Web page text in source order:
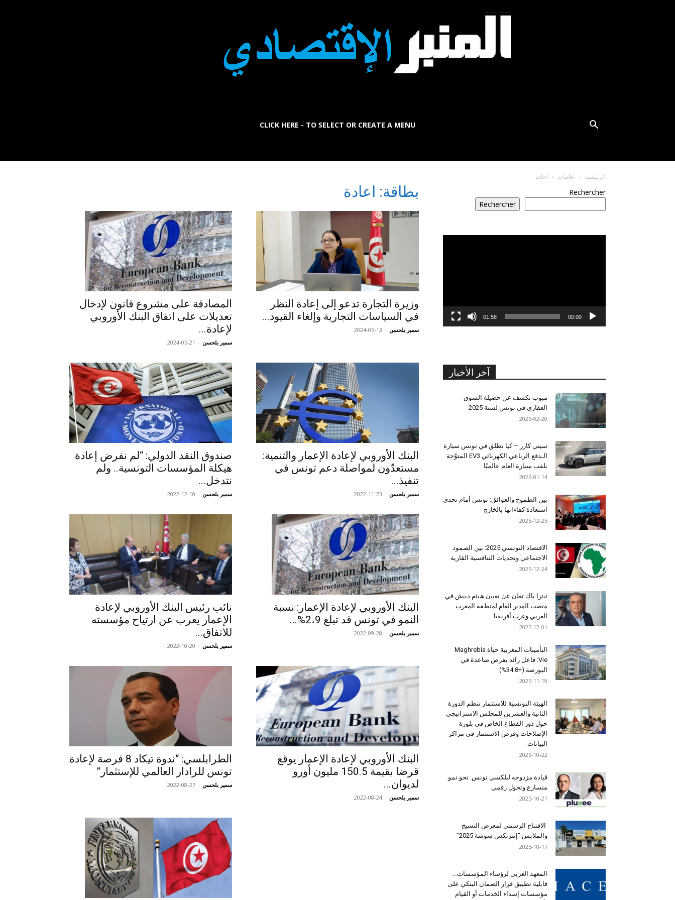
Tribune
بالعربي
CLICK HERE - TO SELECT OR CREATE A MENU
الرئيسية علامات اعادة
بطاقة: اعادة
المصادقة على مشروع قانون لإدخال
تعديلات على اتفاق البنك الأوروبي
لإعادة...
سمير بلحسن -
2024-05-21
وزيرة التجارة تدعو إلى إعادة النظر
في السياسات التجارية وإلغاء القيود...
سمير بلحسن -
2024-05-13
صندوق النقد الدولي: “لم نفرض إعادة
هيكلة المؤسسات التونسية.. ولم
نتدخل...
سمير بلحسن -
2022-12-10
البنك الأوروبي لإعادة الإعمار والتنمية:
مستعدّون لمواصلة دعم تونس في
تنفيذ...
سمير بلحسن -
2022-11-23
نائب رئيس البنك الأوروبي لإعادة
الإعمار يعرب عن ارتياح مؤسسته
للاتفاق...
سمير بلحسن -
2022-10-20
البنك الأوروبي لإعادة الإعمار: نسبة
النمو في تونس قد تبلغ 2،9%...
سمير بلحسن -
2022-09-28
الطرابلسي: “ندوة تيكاد 8 فرصة لإعادة
تونس للرادار العالمي للإستثمار”
سمير بلحسن -
2022-08-27
البنك الأوروبي لإعادة الإعمار يوقع
قرضا بقيمة 150.5 مليون أورو
لديوان...
سمير بلحسن -
2022-08-24
Rechercher
Rechercher
00:00
01:58
آخر الأخبار
مبوب تكشف عن حصيلة السوق
العقاري في تونس لسنة 2025
2026-02-20
سيتي كارز – كيا تطلق في تونس سيارة
الـدفع الرباعي الكهربائي EV3 المتوَّجة
بلقب سيارة العام عالميًا
2026-01-14
بين الطموح والعوائق: تونس أمام تحدي
استعادة كفاءاتها بالخارج
2025-12-26
الاقتصاد التونسي 2025: بين الصمود
الاجتماعي وتحديات التنافسية القارية
2025-12-24
ﺗﯾﺗرا ﺑﺎك ﺗﻌﻠن ﻋن ﺗﻌﯾﯾن ھﯾﺛم دﺑﯾش ﻓﻲ
ﻣﻧﺻب اﻟﻣدﯾر اﻟﻌﺎم ﻟﻣﻧطﻘﺔ اﻟﻣﻐرب
اﻟﻌرﺑﻲ وﻏرب أﻓرﯾﻘﯾﺎ
2025-12-01
التأمينات المغربية حياة Maghrebia
Vie: فاعل رائد بفرص صاعدة في
البورصة (+34.8%)
2025-11-19
الهيئة التونسية للاستثمار تنظم الدورة
الثانية والعشرين للمجلس الاستراتيجي
حول دور القطاع الخاص في بلورة
الإصلاحات وفرص الاستثمار في مراكز
البيانات
2025-10-22
قيادة مزدوجة لبلكسي تونس: نحو نمو
متسارع وتحول رقمي
2025-10-21
الافتتاح الرسمي لمعرض النسيج
والملابس “إنترتكس سوسة 2025”
2025-10-17
المعهد العربي لرؤساء المؤسسات…
قابلية تطبيق قرار الضمان البنكي على
مؤسسات إسداء الخدمات أو القيام